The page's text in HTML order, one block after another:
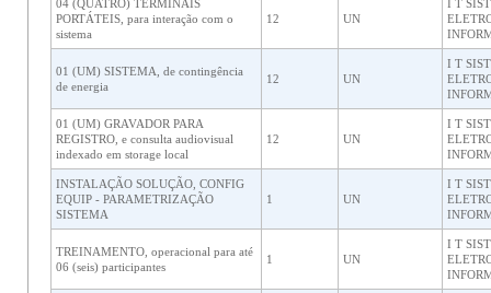
04 (QUATRO) TERMINAIS
PORTÁTEIS, para interação com o
sistema
12 UN
I T
01 (UM) SISTEMA, de contingência
de energia
12 UN
I T
01 (UM) GRAVADOR PARA
REGISTRO, e consulta audiovisual
indexado em storage local
12 UN
I T
INSTALAÇÃO SOLUÇÃO, CONFIG
EQUIP - PARAMETRIZAÇÃO
SISTEMA
1 UN
I T
TREINAMENTO, operacional para até
06 (seis) participantes
1 UN
I T